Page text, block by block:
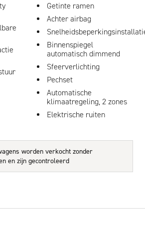
Getinte ramen
Achter airbag
Binnenspiegel
automatisch dimmend
Sfeerverlichting
Pechset
Automatische
klimaatregeling, 2 zones
Elektrische ruiten
worden verkocht zonder
en zijn gecontroleerd